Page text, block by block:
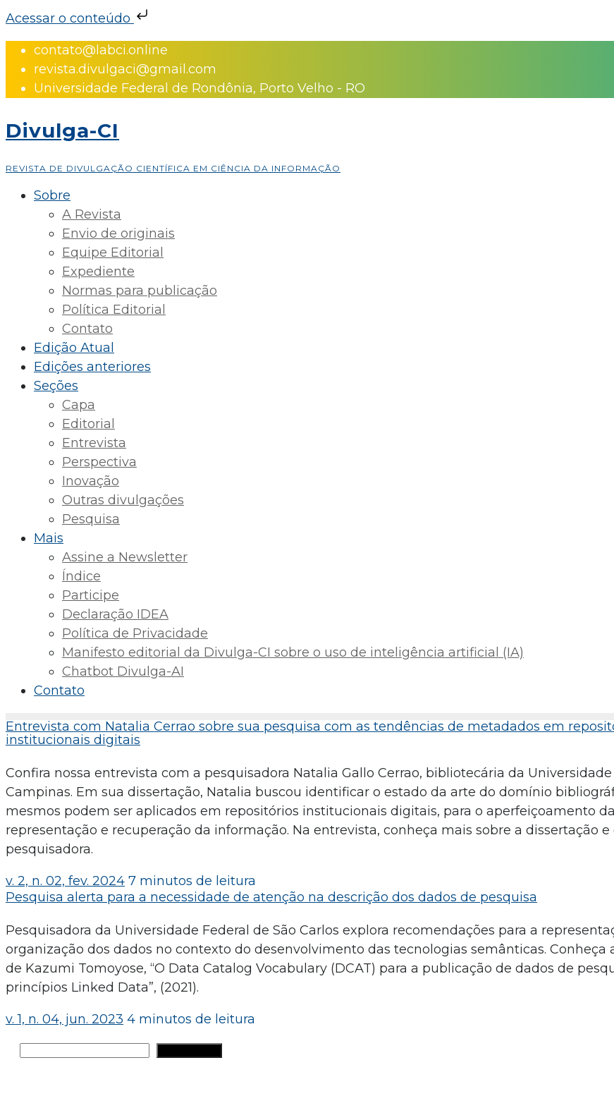
Acessar o conteúdo
Skip
content
contato@labci.online
revista.divulgaci@gmail.com
Universidade Federal de Rondônia, Porto Velho - RO
Divulga-CI
REVISTA DE DIVULGAÇÃO CIENTÍFICA EM CIÊNCIA DA INFORMAÇÃO
Sobre
A Revista
Envio de originais
Equipe Editorial
Expediente
Normas para publicação
Política Editorial
Contato
Edição Atual
Edições anteriores
Seções
Capa
Editorial
Entrevista
Perspectiva
Inovação
Outras divulgações
Pesquisa
Mais
Assine a Newsletter
Índice
Participe
Declaração IDEA
Política de Privacidade
Manifesto editorial da Divulga-CI sobre o uso de inteligência artificial (IA)
Chatbot Divulga-AI
Contato
Entrevista com Natalia Cerrao sobre sua pesquisa com as tendências de metadados em
institucionais digitais
Confira nossa entrevista com a pesquisadora Natalia Gallo Cerrao, bibliotecária da
Campinas. Em sua dissertação, Natalia buscou identificar o estado da arte do domínio
mesmos podem ser aplicados em repositórios institucionais digitais, para o aperfeiçoamento
representação e recuperação da informação. Na entrevista, conheça mais sobre a dissertação e
pesquisadora.
v. 2, n. 02, fev. 2024 7 minutos de leitura
Pesquisa alerta para a necessidade de atenção na descrição dos dados de pesquisa
Pesquisadora da Universidade Federal de São Carlos explora recomendações para a
organização dos dados no contexto do desenvolvimento das tecnologias semânticas. Conheça
de Kazumi Tomoyose, “O Data Catalog Vocabulary (DCAT) para a publicação de dados de
princípios Linked Data”, (2021).
v. 1, n. 04, jun. 2023 4 minutos de leitura
Pesquisar